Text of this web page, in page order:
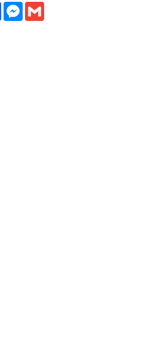
FacebookMessenger
Gmail